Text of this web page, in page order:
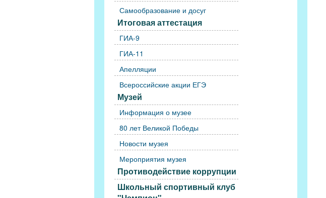
Самообразование и досуг
Итоговая аттестация
ГИА-9
ГИА-11
Апелляции
Всероссийские акции ЕГЭ
Музей
Информация о музее
80 лет Великой Победы
Новости музея
Мероприятия музея
Противодействие коррупции
Школьный спортивный клуб